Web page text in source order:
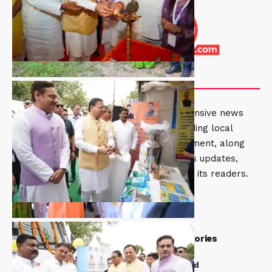
About US
Khabar 360 India provides comprehensive news
coverage from Uttarakhand, including local
events, politics, culture, and development, along
with national and international news updates,
ensuring well-rounded information for its readers.
Quick Link
About Us
Top Categories
Uttarakhand